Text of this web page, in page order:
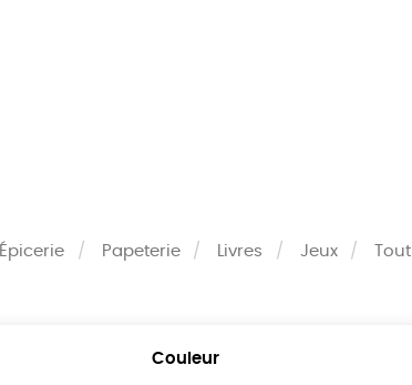
Épicerie Papeterie Livres Jeux Tout
Couleur